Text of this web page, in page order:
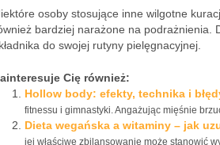
osoby stosujące inne wilgotne
bardziej narażone na podrażnienia.
do swojej rutyny pielęgnacyjnej.
Cię również:
Hollow body: efekty, technika i
fitnessu i gimnastyki. Angażując mięśnie
Dieta wegańska a witaminy – jak
jej właściwe zbilansowanie może stanowić